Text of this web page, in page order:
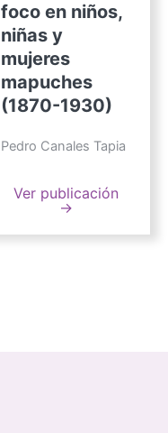
foco en niños,
niñas y
mujeres
mapuches
(1870-1930)
Pedro Canales Tapia
Ver publicación
→